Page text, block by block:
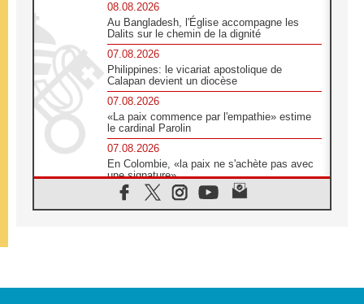
08.08.2026
Au Bangladesh, l'Église accompagne les
Dalits sur le chemin de la dignité
07.08.2026
Philippines: le vicariat apostolique de
Calapan devient un diocèse
07.08.2026
«La paix commence par l'empathie» estime
le cardinal Parolin
07.08.2026
En Colombie, «la paix ne s'achète pas avec
une signature»
07.08.2026
Le programme du voyage apostolique du
07.08.2026